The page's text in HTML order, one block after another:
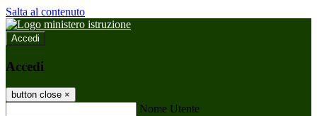
Salta al contenuto
Accedi
Accedi
button close ×
Nome Utente